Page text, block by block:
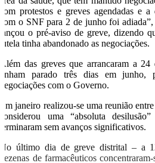
com protestos e greves agendadas e a
com o SNF para 2 de junho foi
lançou o pré-aviso de greve, dizendo
tutela tinha abandonado as negociações.
Além das greves que arrancaram a
tinham parado três dias em junho,
negociações com o Governo.
Em janeiro realizou-se uma reunião
considerou uma “absoluta
terminaram sem avanços significativos.
No último dia de greve distrital – a
dezenas de farmacêuticos